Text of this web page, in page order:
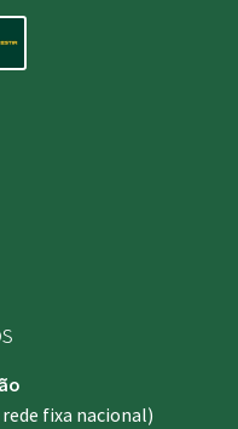
fixa nacional)